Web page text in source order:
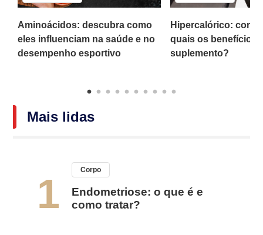
Aminoácidos: descubra como
eles influenciam na saúde e no
desempenho esportivo
Hipercalórico:
quais os benefícios
suplemento?
Mais lidas
1
Corpo
Endometriose: o que é e
como tratar?